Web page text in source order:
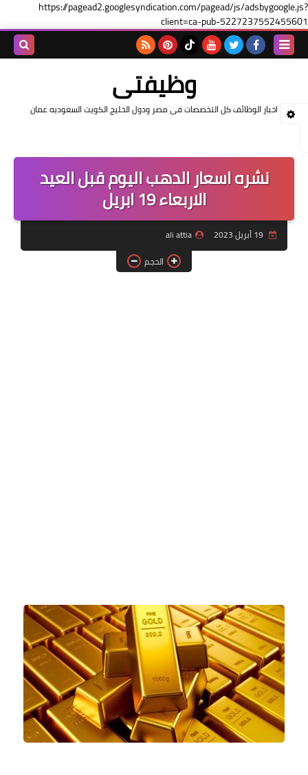
https://pagead2.googlesyndication.com/pagead/js/adsbygoogle.js?
client=ca-pub-5227237552455601
وظيفتى
اخبار الوظائف كل التخصصات فى مصر ودول الخليج الكويت السعوديه عمان
نشره اسعار الدهب اليوم قبل العيد
الاربعاء 19 ابريل
ali attia
الحجم